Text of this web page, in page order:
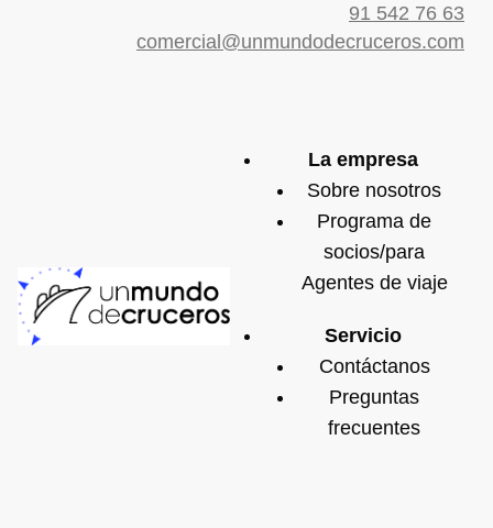
91 542 76 63
comercial@unmundodecruceros.com
La empresa
Sobre nosotros
Programa de
socios/para
Agentes de viaje
Servicio
Contáctanos
Preguntas
frecuentes